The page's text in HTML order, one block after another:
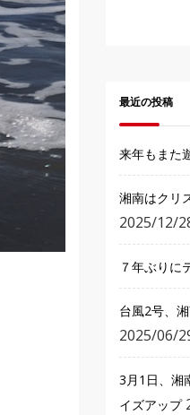
最近の投稿
来年もまた
湘南はクリ
2025/12/
７年ぶりに
台風2号、
2025/06/
3月1日、湘
イズアップ